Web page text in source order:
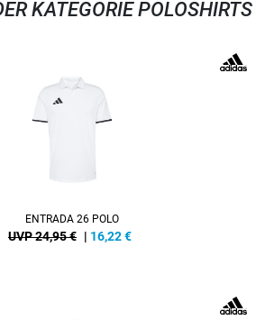
KATEGORIE POLOSHIRTS
ENTRADA 26 POLO
UVP 24,95 € | 16,22€